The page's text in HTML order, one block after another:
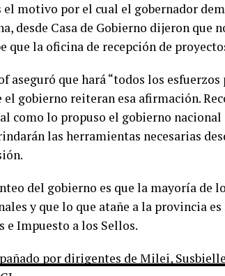
el motivo por el cual el gobernador
desde Casa de Gobierno dijeron que
que la oficina de recepción de
aseguró que hará “todos los
el gobierno reiteran esa afirmación.
como lo propuso el gobierno nacional
las herramientas necesarias
del gobierno es que la mayoría de
y que lo que atañe a la provincia
e Impuesto a los Sellos.
por dirigentes de Milei,